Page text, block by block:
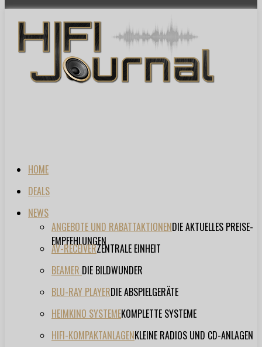
HOME
DEALS
NEWS
ANGEBOTE UND RABATTAKTIONENDIE AKTUELLES PREISE-
EMPFEHLUNGEN
AV-RECEIVERZENTRALE EINHEIT
BEAMER DIE BILDWUNDER
BLU-RAY PLAYERDIE ABSPIELGERÄTE
HEIMKINO SYSTEMEKOMPLETTE SYSTEME
HIFI-KOMPAKTANLAGENKLEINE RADIOS UND CD-ANLAGEN